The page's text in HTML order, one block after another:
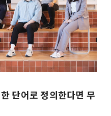
단어로 정의한다면 무